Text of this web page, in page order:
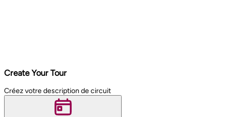
Create Your Tour
Créez votre description de circuit